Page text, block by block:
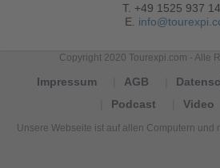
T. +49 1525 937
E.
Copyright 2020 Tourexpi.com - Alle
Impressum AGB
Podcast
Video
Unsere Webseite ist auf allen Computern und